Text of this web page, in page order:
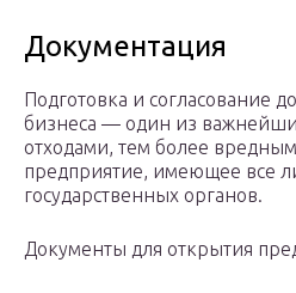
Документация
Подготовка и согласование
бизнеса — один из
отходами, тем более
предприятие, имеющее все
государственных органов.
Документы для открытия